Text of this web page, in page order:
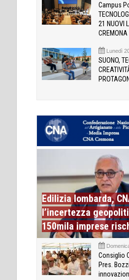
Campus
21 NUOVI
CREMONA
Lunedì
SUONO,
Edilizia lombarda,
l’incertezza
150mila imprese
Consiglio
Pres.